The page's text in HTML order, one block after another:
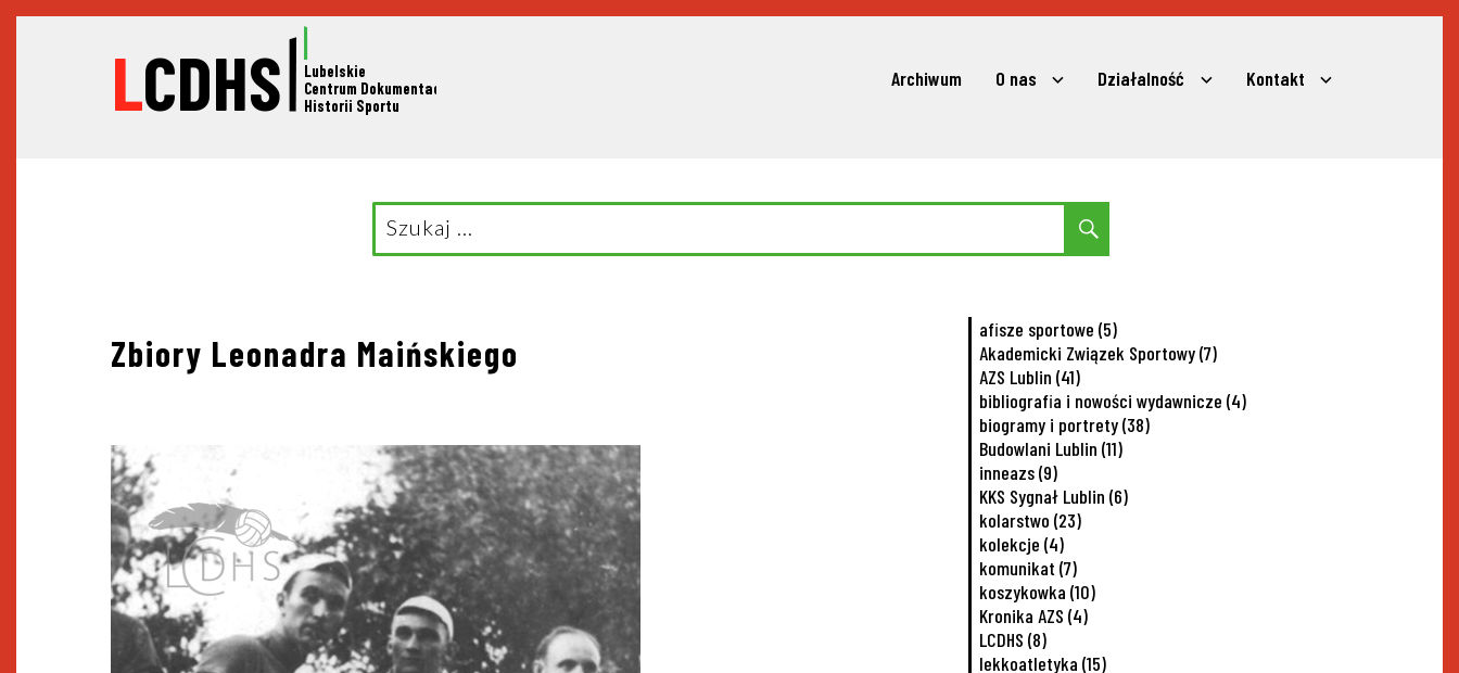
LCDHS
Lubelskie
Centrum Dokumentacji
Historii Sportu
Archiwum O nas
expandDziałalność
expandKontakt
expand
Search
for:
Nawigacja
Zbiory Leonadra Maińskiego
afisze sportowe (5)
Akademicki Związek Sportowy(7)
AZS Lublin (41)
bibliografia i nowości wydawnicze (4)
biogramy i portrety(38)
Budowlani Lublin (11)
inneazs(9)
KKS Sygnał Lublin (6)
kolarstwo (23)
kolekcje (4)
komunikat (7)
koszykowka (10)
Kronika AZS (4)
LCDHS (8)
lekkoatletyka (15)